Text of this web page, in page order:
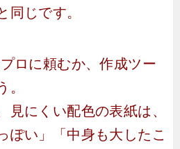
同じです。
ロに頼むか、作成ツー
。
見にくい配色の表紙は、
ぽい」「中身も大したこ